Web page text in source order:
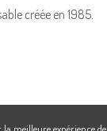
créée en 1985.